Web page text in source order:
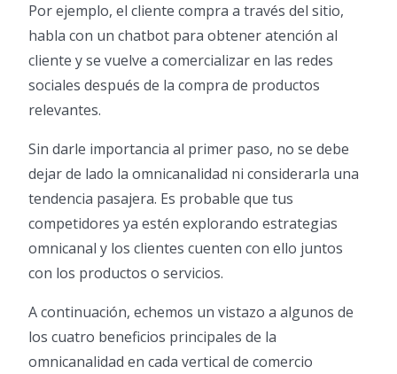
Por ejemplo, el cliente compra a través del sitio,
habla con un chatbot para obtener atención al
cliente y se vuelve a comercializar en las redes
sociales después de la compra de productos
relevantes.
Sin darle importancia al primer paso, no se debe
dejar de lado la omnicanalidad ni considerarla una
tendencia pasajera. Es probable que tus
competidores ya estén explorando estrategias
omnicanal y los clientes cuenten con ello juntos
con los productos o servicios.
A continuación, echemos un vistazo a algunos de
los cuatro beneficios principales de la
omnicanalidad en cada vertical de comercio